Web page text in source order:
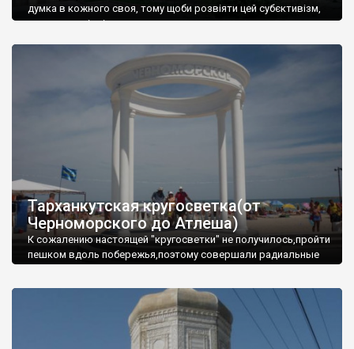
думка в кожного своя, тому щоби розвіяти цей субєктивізм,
запрошую відвідати це
Тарханкутская кругосветка(от
Черноморского до Атлеша)
К сожалению настоящей "кругосветки" не получилось,пройти
пешком вдоль побережья,поэтому совершали радиальные